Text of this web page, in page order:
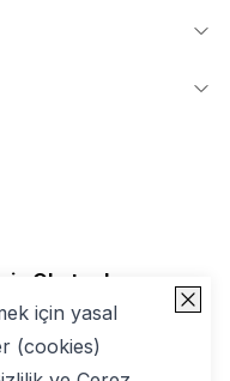
için yasal
(cookies)
Okutun!